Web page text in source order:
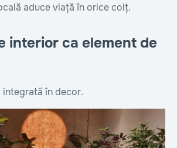
aduce viață în orice colț.
interior ca element de
integrată în decor.